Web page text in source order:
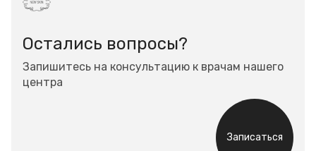
Остались вопросы?
Запишитесь на консультацию к врачам нашего
центра
Записаться